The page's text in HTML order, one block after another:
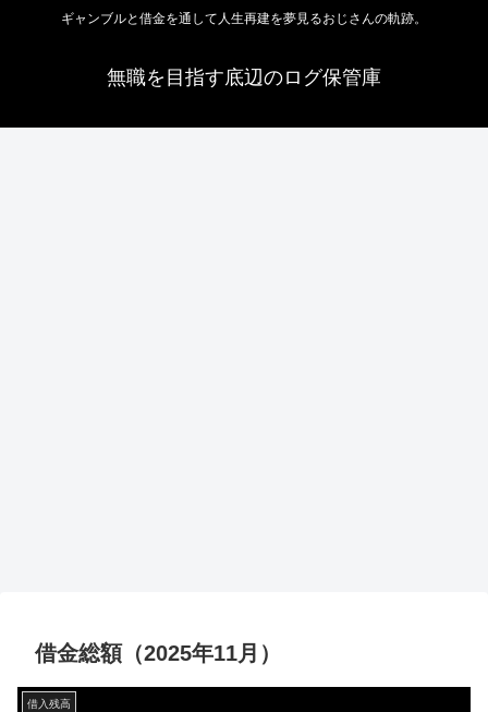
ギャンブルと借金を通して人生再建を夢見るおじさんの軌跡。
無職を目指す底辺のログ保管庫
借金総額（2025年11月）
借入残高